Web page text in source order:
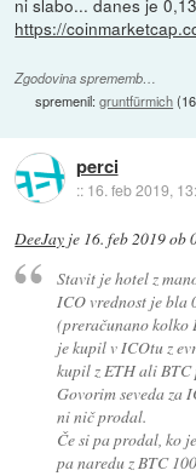
https://
Zgodovina sprememb…
spremenil:gruntfürmich(
perci
:: 16. feb 2019,
DeeJay je 16. feb 2019 ob
Stavit je hotel z
ICO vrednost je bla
(preračunano kolko
je kupil v ICOtu z
kupil z ETH ali BTC
Govorim seveda za
ni nič prodal.
Če si pa prodal, ko
pa naredu z BTC